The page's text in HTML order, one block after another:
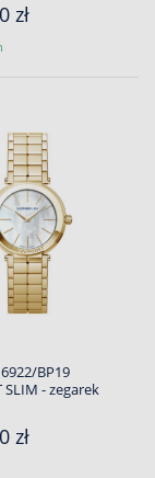
zł
BP19
SLIM - zegarek
zł